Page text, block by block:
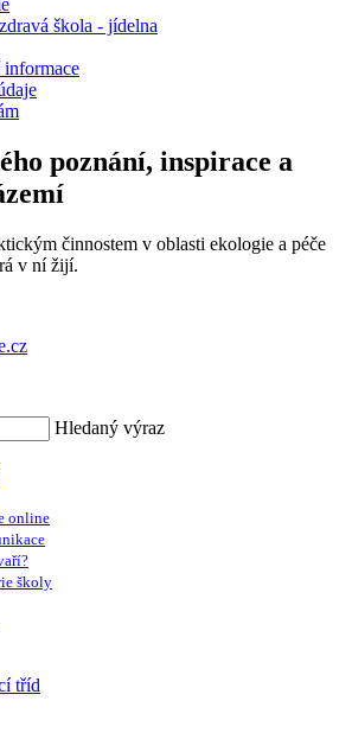
škola - jídelna
poznání, inspirace a
činnostem v oblasti ekologie a péče
v ní žijí.
Hledaný výraz
online
školy
tříd